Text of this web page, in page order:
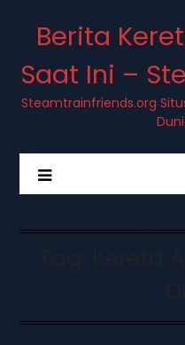
Berita
Saat Ini –
Steamtrainfriends.org